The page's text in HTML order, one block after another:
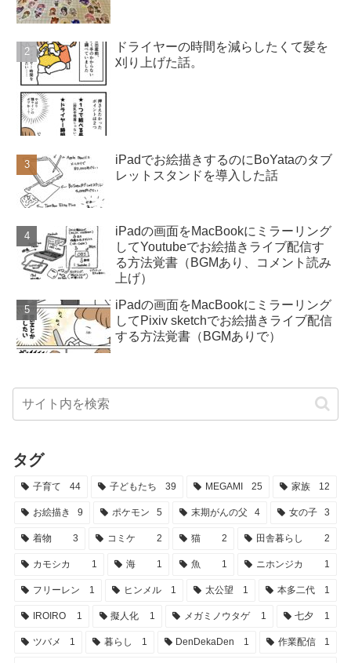
ドライヤーの時間を減らしたくて髪を
刈り上げた話。
iPadでお絵描きするのにBoYataのタブ
レットスタンドを導入した話
iPadの画面をMacBookにミラーリング
してYoutubeでお絵描きライブ配信す
る方法覚書（BGMあり、コメント読み
上げ）
iPadの画面をMacBookにミラーリング
してPixiv sketchでお絵描きライブ配信
する方法覚書（BGMありで）
タグ
子育て 44 子どもたち 39 MEGAMI 25 家族 12
お絵描き 9 ポケモン 5 末期がんの父 4 女の子 3
着物 3 コミケ 2 猫 2 田舎暮らし 2
カモシカ 1 海 1 魚 1 ニホンジカ 1
フリーレン 1 ヒンメル 1 太公望 1 本多二代 1
IROIRO 1 擬人化 1 メガミノウタゲ 1 七夕 1
ツバメ 1 暮らし 1 DenDekaDen 1 作業配信 1